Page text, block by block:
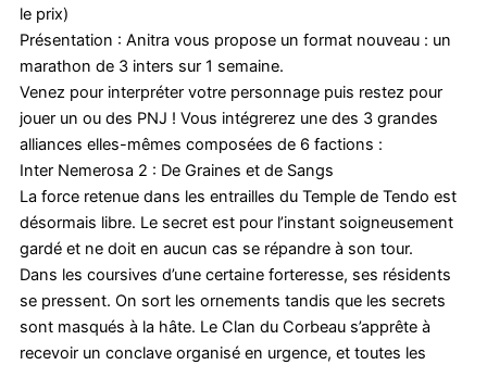
le prix)
Présentation : Anitra vous propose un format nouveau : un
marathon de 3 inters sur 1 semaine.
Venez pour interpréter votre personnage puis restez pour
jouer un ou des PNJ ! Vous intégrerez une des 3 grandes
alliances elles-mêmes composées de 6 factions :
Inter Nemerosa 2 : De Graines et de Sangs
La force retenue dans les entrailles du Temple de Tendo est
désormais libre. Le secret est pour l’instant soigneusement
gardé et ne doit en aucun cas se répandre à son tour.
Dans les coursives d’une certaine forteresse, ses résidents
se pressent. On sort les ornements tandis que les secrets
sont masqués à la hâte. Le Clan du Corbeau s’apprête à
recevoir un conclave organisé en urgence, et toutes les